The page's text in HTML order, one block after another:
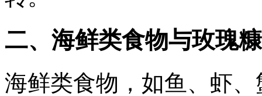
二、海鲜类食物与玫瑰
海鲜类食物，如鱼、虾